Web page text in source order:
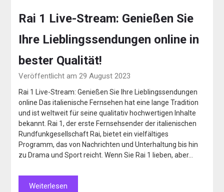
Rai 1 Live-Stream: Genießen Sie
Ihre Lieblingssendungen online in
bester Qualität!
Veröffentlicht am 29 August 2023
Rai 1 Live-Stream: Genießen Sie Ihre Lieblingssendungen
online Das italienische Fernsehen hat eine lange Tradition
und ist weltweit für seine qualitativ hochwertigen Inhalte
bekannt. Rai 1, der erste Fernsehsender der italienischen
Rundfunkgesellschaft Rai, bietet ein vielfältiges
Programm, das von Nachrichten und Unterhaltung bis hin
zu Drama und Sport reicht. Wenn Sie Rai 1 lieben, aber…
Weiterlesen